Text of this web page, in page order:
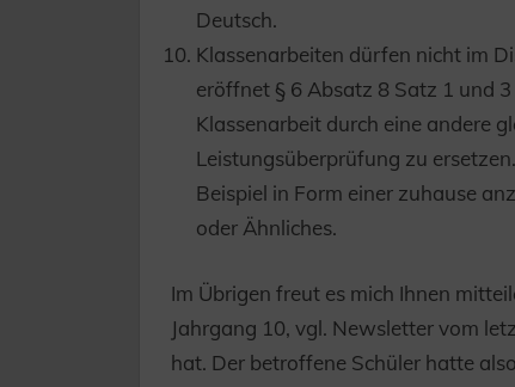
Deutsch.
Klassenarbeiten dürfen nicht im
eröffnet § 6 Absatz 8 Satz 1 und
Klassenarbeit durch eine andere
Leistungsüberprüfung zu
Beispiel in Form einer zuhause
oder Ähnliches.
Im Übrigen freut es mich Ihnen
Jahrgang 10, vgl. Newsletter vom
hat. Der betroffene Schüler hatte